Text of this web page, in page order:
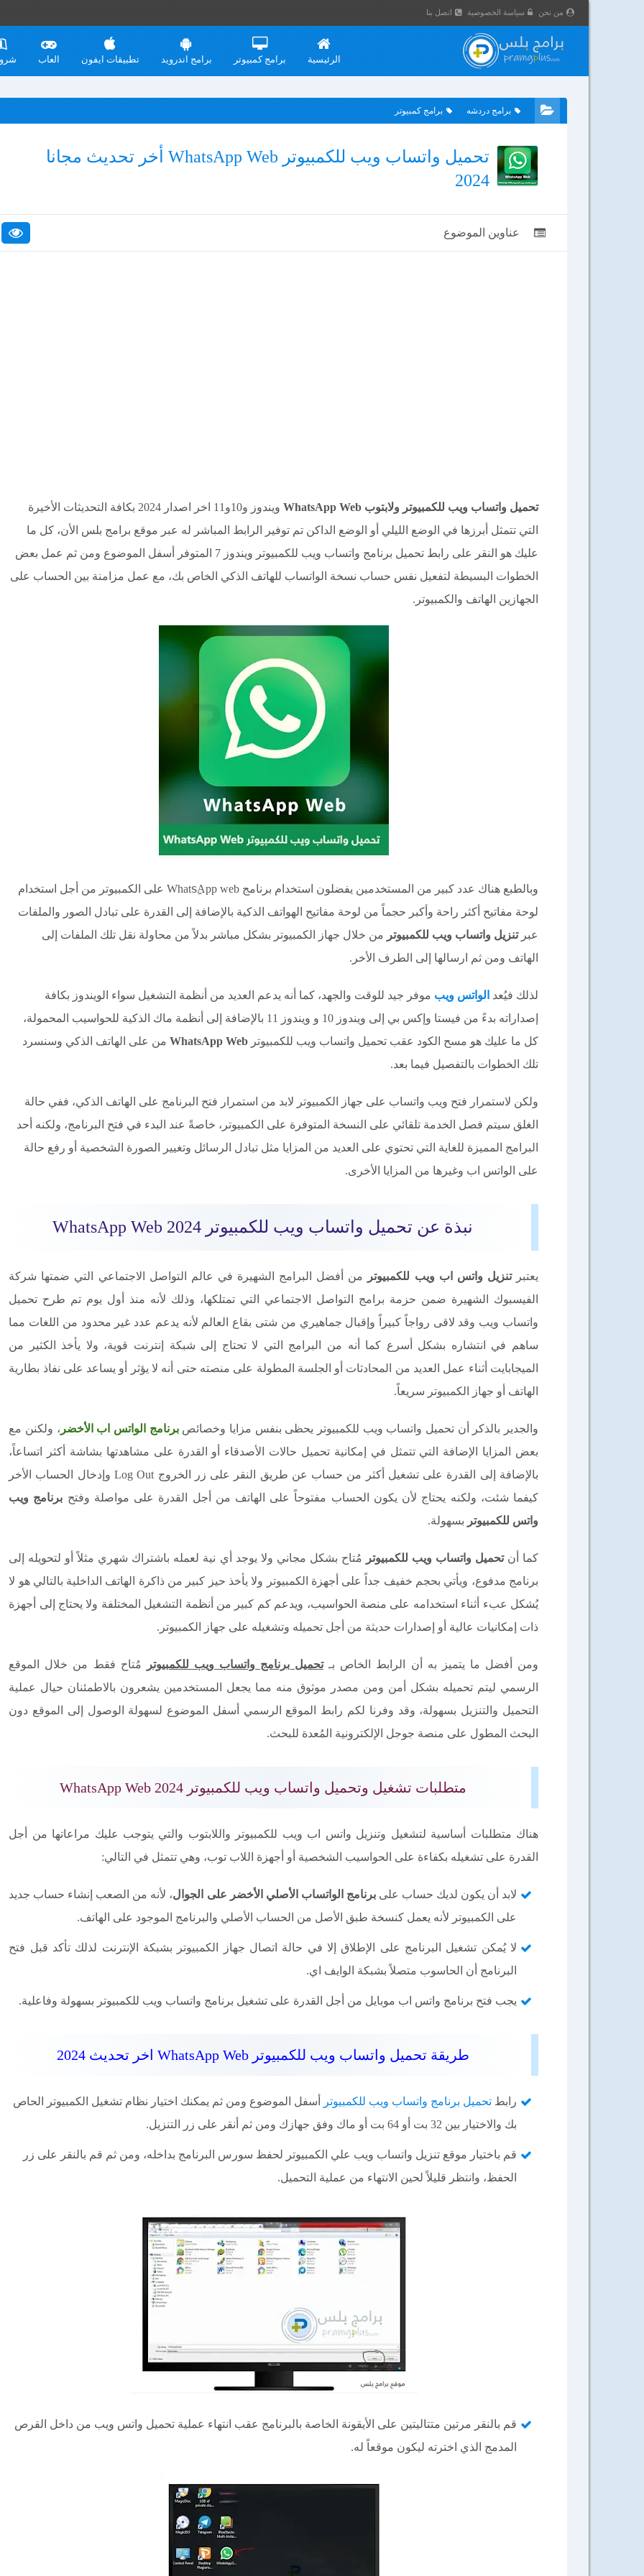
من نحن سياسة الخصوصية اتصل بنا
الرئيسية برامج كمبيوتر برامج اندرويد تطبيقات ايفون العاب
برامج دردشه برامج كمبيوتر
تحميل واتساب ويب للكمبيوتر WhatsApp Web أخر تحديث مجانا
2024
عناوين الموضوع
تحميل واتساب ويب للكمبيوتر ولابتوب WhatsApp Web
ويندوز و10و11 اخر اصدار 2024 بكافة التحديثات الأخيرة
التي تتمثل أبرزها في الوضع الليلي أو الوضع الداكن تم توفير الرابط المباشر له عبر موقع برامج بلس الأن، كل ما
عليك هو النقر على رابط تحميل برنامج واتساب ويب للكمبيوتر ويندوز 7 المتوفر أسفل الموضوع ومن ثم عمل بعض
الخطوات البسيطة لتفعيل نفس حساب نسخة الواتساب للهاتف الذكي الخاص بك، مع عمل مزامنة بين الحساب على
الجهازين الهاتف والكمبيوتر.
وبالطبع هناك عدد كبير من المستخدمين يفضلون استخدام برنامج WhatsِِApp web على الكمبيوتر من أجل استخدام
لوحة مفاتيح أكثر راحة وأكبر حجماً من لوحة مفاتيح الهواتف الذكية بالإضافة إلى القدرة على تبادل الصور والملفات
عبرتنزيل واتساب ويب للكمبيوتر من خلال جهاز الكمبيوتر بشكل مباشر بدلاً من محاولة نقل تلك الملفات إلى
الهاتف ومن ثم ارسالها إلى الطرف الأخر.
لذلك فيُعد الواتس ويب موفر جيد للوقت والجهد، كما أنه يدعم العديد من أنظمة التشغيل سواء الويندوز بكافة
إصداراته بدءً من فيستا وإكس بي إلى ويندوز 10 و ويندوز 11 بالإضافة إلى أنظمة ماك الذكية للحواسيب المحمولة،
كل ما عليك هو مسح الكود عقب تحميل واتساب ويب للكمبيوتر WhatsApp Web من على الهاتف الذكي وسنسرد
تلك الخطوات بالتفصيل فيما بعد.
ولكن لاستمرار فتح ويب واتساب على جهاز الكمبيوتر لابد من استمرار فتح البرنامج على الهاتف الذكي، ففي حالة
الغلق سيتم فصل الخدمة تلقائي على النسخة المتوفرة على الكمبيوتر، خاصةً عند البدء في فتح البرنامج، ولكنه أحد
البرامج المميزة للغاية التي تحتوي على العديد من المزايا مثل تبادل الرسائل وتغيير الصورة الشخصية أو رفع حالة
على الواتس اب وغيرها من المزايا الأخرى.
نبذة عن تحميل واتساب ويب للكمبيوتر WhatsApp Web 2024
يعتبرتنزيل واتس اب ويب للكمبيوتر
من أفضل البرامج الشهيرة في عالم التواصل الاجتماعي التي ضمتها شركة
الفيسبوك الشهيرة ضمن حزمة برامج التواصل الاجتماعي التي تمتلكها، وذلك لأنه منذ أول يوم تم طرح تحميل
واتساب ويب وقد لاقى رواجاً كبيراً وإقبال جماهيري من شتى بقاع العالم لأنه يدعم عدد غير محدود من اللغات مما
ساهم في انتشاره بشكل أسرع كما أنه من البرامج التي لا تحتاج إلى شبكة إنترنت قوية، ولا يأخذ الكثير من
الميجابايت أثناء عمل العديد من المحادثات أو الجلسة المطولة على منصته حتى أنه لا يؤثر أو يساعد على نفاذ بطارية
الهاتف أو جهاز الكمبيوتر سريعاً.
والجدير بالذكر أن تحميل واتساب ويب للكمبيوتر يحظى بنفس مزايا وخصائصبرنامج الواتس اب الأخضر ، ولكنن مع
بعض المزايا الإضافة التي تتمثل في إمكانية تحميل حالات الأصدقاء أو القدرة على مشاهدتها بشاشة أكثر اتساعاً،
بالإضافة إلى القدرة على تشغيل أكثر من حساب عن طريق النقر على زر الخروج Log Out وإدخال الحساب الأخر
كيفما شئت، ولكنه يحتاج لأن يكون الحساب مفتوحاً على الهاتف من أجل القدرة على مواصلة وفتح برنامج ويب
واتس للكمبيوتر بسهولة.
كما أنتحميل واتساب ويب للكمبيوتر
مُتاح بشكل مجاني ولا يوجد أي نية لعمله باشتراك شهري مثلاً أو لتحويله إلى
برنامج مدفوع، ويأتي بحجم خفيف جداً على أجهزة الكمبيوتر ولا يأخذ حيز كبير من ذاكرة الهاتف الداخلية بالتالي هو لا
يُشكل عبء أثناء استخدامه على منصة الحواسيب، ويدعم كم كبير من أنظمة التشغيل المختلفة ولا يحتاج إلى أجهزة
ذات إمكانيات عالية أو إصدارات حديثة من أجل تحميله وتشغيله على جهاز الكمبيوتر.
ومن أفضل ما يتميز به أن الرابط الخاص بـتحميل برنامج واتساب ويب للكمبيوتر
مُتاح فقط من خلال الموقع
الرسمي ليتم تحميله بشكل أمن ومن مصدر موثوق منه مما يجعل المستخدمين يشعرون بالاطمئنان حيال عملية
التحميل والتنزيل بسهولة، وقد وفرنا لكم رابط الموقع الرسمي أسفل الموضوع لسهولة الوصول إلى الموقع دون
البحث المطول على منصة جوجل الإلكترونية المُعدة للبحث.
متطلبات تشغيل وتحميل واتساب ويب للكمبيوتر WhatsApp Web 2024
هناك متطلبات أساسية لتشغيل وتنزيل واتس اب ويب للكمبيوتر واللابتوب والتي يتوجب عليك مراعاتها من أجل
القدرة على تشغيله بكفاءة على الحواسيب الشخصية أو أجهزة اللاب توب، وهي تتمثل في التالي:
لابد أن يكون لديك حساب علىبرنامج الواتساب الأصلي الأخضر على الجوال، لأنه من الصعب إنشاء حساب جديد
على الكمبيوتر لأنه يعمل كنسخة طبق الأصل من الحساب الأصلي والبرنامج الموجود على الهاتف.
لا يُمكن تشغيل البرنامج على الإطلاق إلا في حالة اتصال جهاز الكمبيوتر بشبكة الإنترنت لذلك تأكد قبل فتح
البرنامج أن الحاسوب متصلاً بشبكة الوايف اي.
يجب فتح برنامج واتس اب موبايل من أجل القدرة على تشغيل برنامج واتساب ويب للكمبيوتر بسهولة وفاعلية.
طريقة تحميل واتساب ويب للكمبيوتر WhatsApp Web اخر تحديث 2024
رابط تحميل برنامج واتساب ويب للكمبيوتر
أسفل الموضوع ومن ثم يمكنك اختيار نظام تشغيل الكمبيوتر الحاص
بك والاختيار بين 32 بت أو 64 بت أو ماك وفق جهازك ومن ثم أنقر على زر التنزيل.
قم باختيار موقع تنزيل واتساب ويب علي الكمبيوتر لحفظ سورس البرنامج بداخله، ومن ثم قم بالنقر على زر
الحفظ، وانتظر قليلاً لحين الانتهاء من عملية التحميل.
قم بالنقر مرتين متتاليتين على الأيقونة الخاصة بالبرنامج عقب انتهاء عملية تحميل واتس ويب من داخل القرص
المدمج الذي اخترته ليكون موقعاً له.